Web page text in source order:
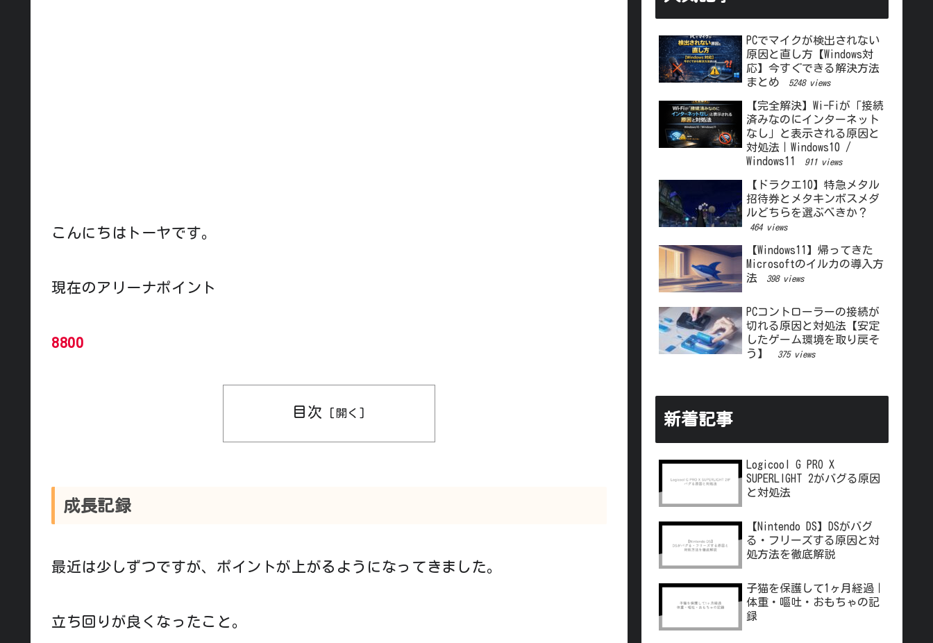
こんにちはトーヤです。
現在のアリーナポイント
8800
目次
成長記録
最近は少しずつですが、ポイントが上がるようになってきました。
立ち回りが良くなったこと。
PCでマイクが検出されない
原因と直し方【Windows対
応】今すぐできる解決方法
まとめ
5248 views
【完全解決】Wi-Fiが「接続
済みなのにインターネット
なし」と表示される原因と
対処法｜Windows10 /
Windows11
911 views
【ドラクエ10】特急メタル
招待券とメタキンボスメダ
ルどちらを選ぶべきか？
464 views
【Windows11】帰ってきた
Microsoftのイルカの導入方
法
398 views
PCコントローラーの接続が
切れる原因と対処法【安定
したゲーム環境を取り戻そ
う】
375 views
新着記事
Logicool G PRO X
SUPERLIGHT 2がバグる原因
と対処法
【Nintendo DS】DSがバグ
る・フリーズする原因と対
処方法を徹底解説
子猫を保護して1ヶ月経過｜
体重・嘔吐・おもちゃの記
録